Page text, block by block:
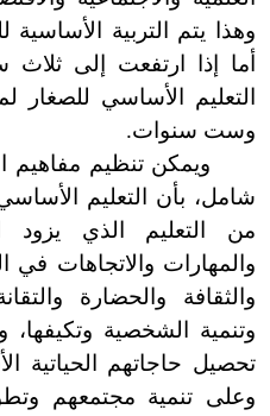
وهذا يتم التربية
أما إذا ارتفعت إلى ثلاث
التعليم الأساسي للصغار
وست سنوات.
ويمكن تنظيم مفاهيم
شامل، بأن التعليم
من التعليم الذي يزود
والمهارات والاتجاهات في
والثقافة والحضارة
وتنمية الشخصية
تحصيل حاجاتهم الحياتية
وعلى تنمية مجتمعهم